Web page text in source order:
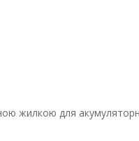
жилкою для